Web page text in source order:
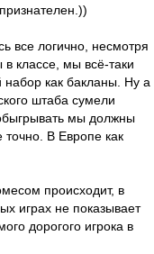
все логично, несмотря
в классе, мы всё-таки
набор как бакланы. Ну а
штаба сумели
мы должны
точно. В Европе как
происходит, в
играх не показывает
дорогого игрока в